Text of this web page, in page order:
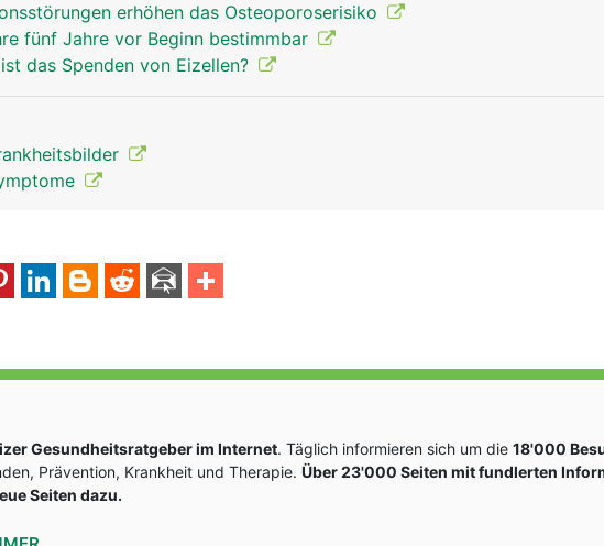
erhöhen das Osteoporoserisiko
fünf Jahre vor Beginn bestimmbar
das Spenden von Eizellen?
Gesundheitsratgeber im Internet. Täglich informieren sich um die 18'000
Prävention, Krankheit und Therapie. Über 23'000 Seiten mit fundlerten
Seiten dazu.